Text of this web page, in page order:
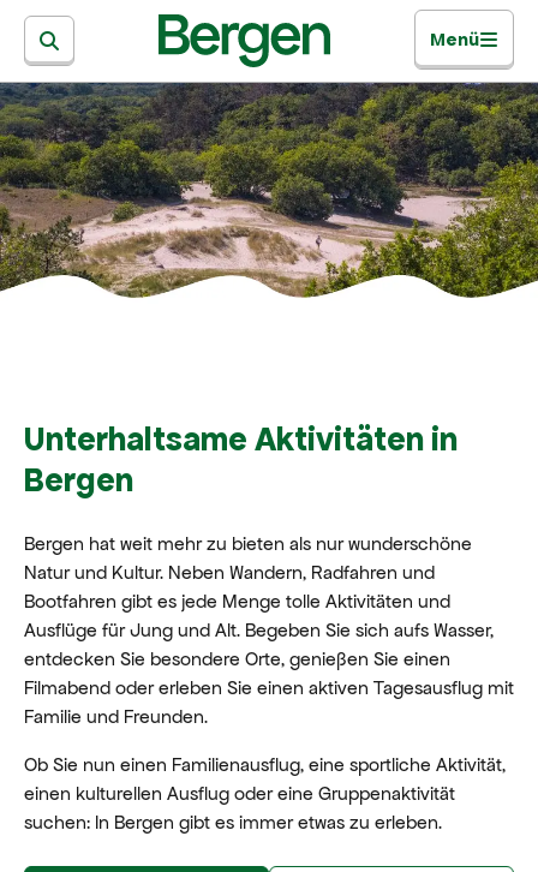
Menü
Unterhaltsame Aktivitäten in
Bergen
Bergen hat weit mehr zu bieten als nur wunderschöne
Natur und Kultur. Neben Wandern, Radfahren und
Bootfahren gibt es jede Menge tolle Aktivitäten und
Ausflüge für Jung und Alt. Begeben Sie sich aufs Wasser,
entdecken Sie besondere Orte, genießen Sie einen
Filmabend oder erleben Sie einen aktiven Tagesausflug mit
Familie und Freunden.
Ob Sie nun einen Familienausflug, eine sportliche Aktivität,
einen kulturellen Ausflug oder eine Gruppenaktivität
suchen: In Bergen gibt es immer etwas zu erleben.